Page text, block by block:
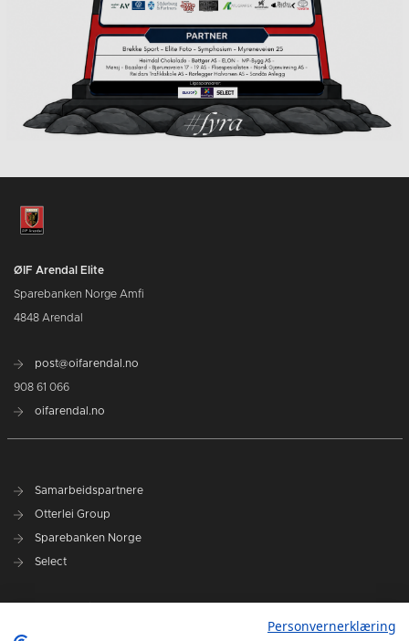
ØIF Arendal Elite
Sparebanken Norge Amfi
4848 Arendal
post@oifarendal.no
908 61 066
oifarendal.no
Samarbeidspartnere
Otterlei Group
Sparebanken Norge
Select
Personvernerklæring